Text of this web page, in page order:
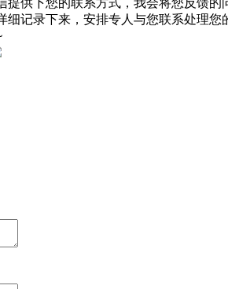
细记录下来，安排专人与您联系处理您